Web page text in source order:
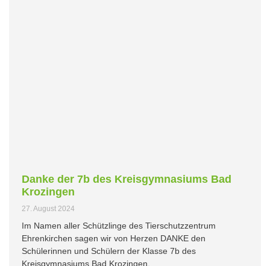
Danke der 7b des Kreisgymnasiums Bad
Krozingen
27. August 2024
Im Namen aller Schützlinge des Tierschutzzentrum
Ehrenkirchen sagen wir von Herzen DANKE den
Schülerinnen und Schülern der Klasse 7b des
Kreisgymnasiums Bad Krozingen.